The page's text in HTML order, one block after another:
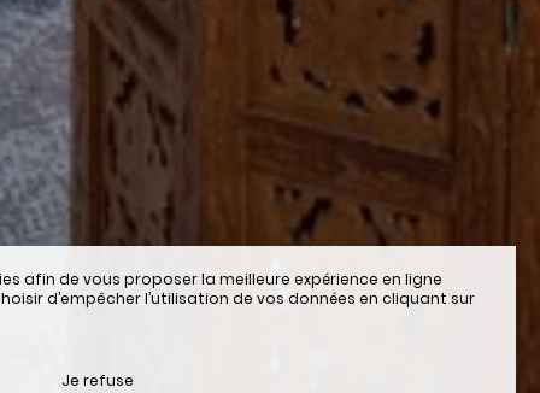
afin de vous proposer la meilleure expérience en ligne
d’empêcher l’utilisation de vos données en cliquant sur
Je refuse